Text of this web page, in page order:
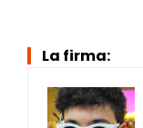
La firma: